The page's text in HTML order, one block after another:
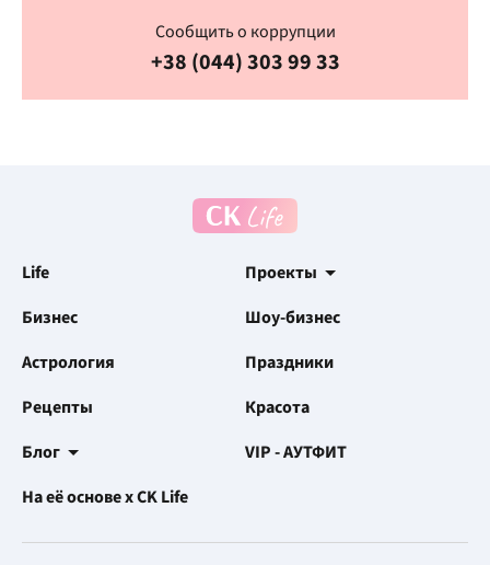
Сообщить о коррупции
+38 (044) 303 99 33
Life
Проекты
Бизнес
Шоу-бизнес
Астрология
Праздники
Рецепты
Красота
Блог
VIP - АУТФИТ
На её основе x CK Life